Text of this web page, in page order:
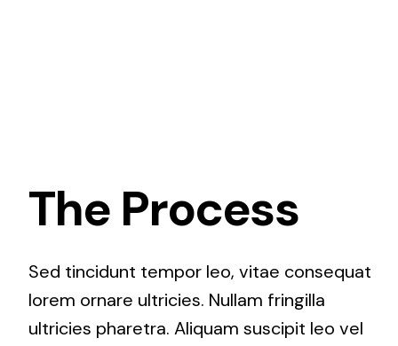
The Process
Sed tincidunt tempor leo, vitae consequat
lorem ornare ultricies. Nullam fringilla
ultricies pharetra. Aliquam suscipit leo vel